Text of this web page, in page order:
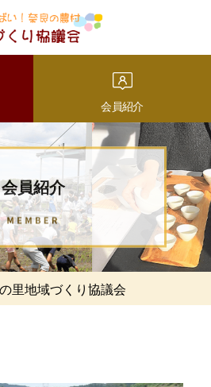
良の農
域づくり
会員紹介
会員紹介
里地域づくり協議会